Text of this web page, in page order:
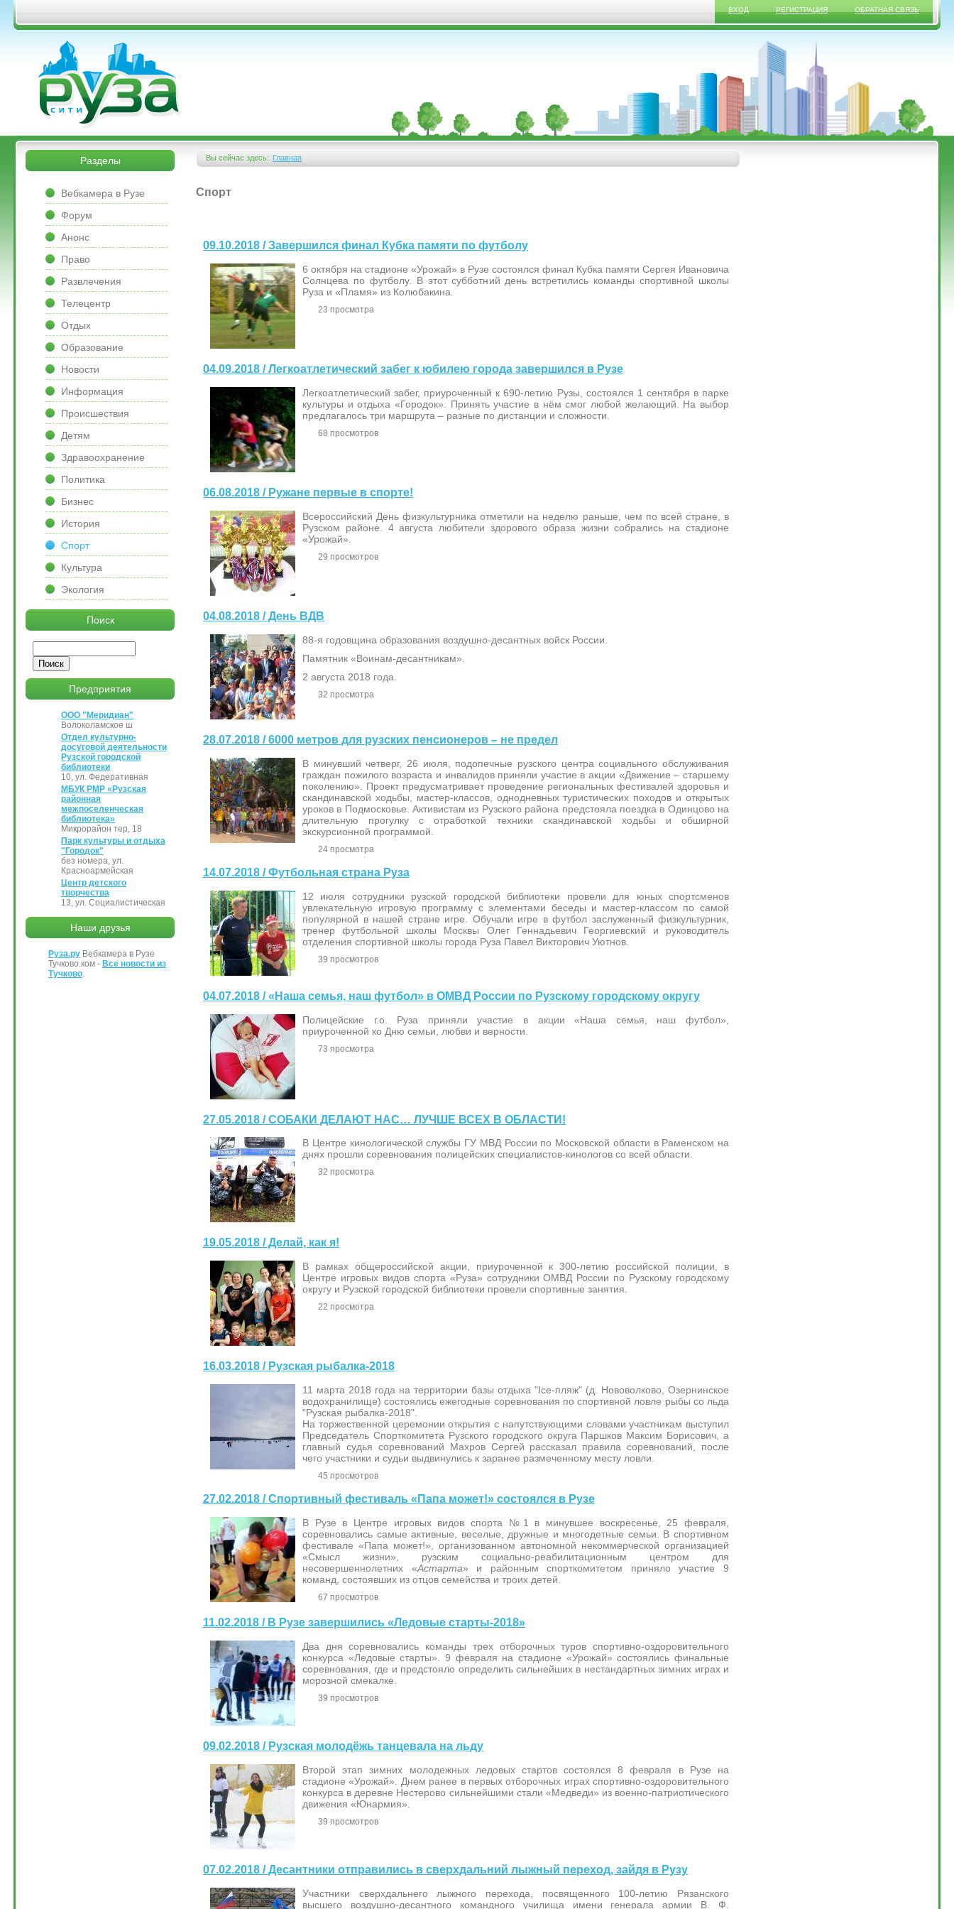
Перейти к основному содержанию ВХОД РЕГИСТРАЦИЯ ОБРАТНАЯ СВЯЗЬ
&bsps;
&bsps;
Вы сейчас здесь:
Вы здесь
Главная
Спорт
09.10.2018 / Завершился финал Кубка памяти по футболу
6 октября на стадионе «Урожай» в Рузе состоялся финал Кубка памяти Сергея Ивановича
Солнцева по футболу. В этот субботний день встретились команды спортивной школы
Руза и «Пламя» из Колюбакина.
23 просмотра
04.09.2018 / Легкоатлетический забег к юбилею города завершился в Рузе
Легкоатлетический забег, приуроченный к 690-летию Рузы, состоялся 1 сентября в парке
культуры и отдыха «Городок». Принять участие в нём смог любой желающий. На выбор
предлагалось три маршрута – разные по дистанции и сложности.
68 просмотров
06.08.2018 / Ружане первые в спорте!
Всероссийский День физкультурника отметили на неделю раньше, чем по всей стране, в
Рузском районе. 4 августа любители здорового образа жизни собрались на стадионе
«Урожай».
29 просмотров
04.08.2018 / День ВДВ
88-я годовщина образования воздушно-десантных войск России.
Памятник «Воинам-десантникам».
2 августа 2018 года.
32 просмотра
28.07.2018 / 6000 метров для рузских пенсионеров – не предел
В минувший четверг, 26 июля, подопечные рузского центра социального обслуживания
граждан пожилого возраста и инвалидов приняли участие в акции «Движение – старшему
поколению». Проект предусматривает проведение региональных фестивалей здоровья и
скандинавской ходьбы, мастер-классов, однодневных туристических походов и открытых
уроков в Подмосковье. Активистам из Рузского района предстояла поездка в Одинцово на
длительную прогулку с отработкой техники скандинавской ходьбы и обширной
экскурсионной программой.
24 просмотра
14.07.2018 / Футбольная страна Руза
12 июля сотрудники рузской городской библиотеки провели для юных спортсменов
увлекательную игровую программу с элементами беседы и мастер-классом по самой
популярной в нашей стране игре. Обучали игре в футбол заслуженный физкультурник,
тренер футбольной школы Москвы Олег Геннадьевич Георгиевский и руководитель
отделения спортивной школы города Руза Павел Викторович Уютнов.
39 просмотров
04.07.2018 / «Наша семья, наш футбол» в ОМВД России по Рузскому городскому округу
Полицейские г.о. Руза приняли участие в акции «Наша семья, наш футбол»,
приуроченной ко Дню семьи, любви и верности.
73 просмотра
27.05.2018 / СОБАКИ ДЕЛАЮТ НАС… ЛУЧШЕ ВСЕХ В ОБЛАСТИ!
В Центре кинологической службы ГУ МВД России по Московской области в Раменском на
днях прошли соревнования полицейских специалистов-кинологов со всей области.
32 просмотра
19.05.2018 / Делай, как я!
В рамках общероссийской акции, приуроченной к 300-летию российской полиции, в
Центре игровых видов спорта «Руза» сотрудники ОМВД России по Рузскому городскому
округу и Рузской городской библиотеки провели спортивные занятия.
22 просмотра
16.03.2018 / Рузская рыбалка-2018
11 марта 2018 года на территории базы отдыха "Ice-пляж" (д. Нововолково, Озернинское
водохранилище) состоялись ежегодные соревнования по спортивной ловле рыбы со льда
"Рузская рыбалка-2018".
На торжественной церемонии открытия с напутствующими словами участникам выступил
Председатель Спорткомитета Рузского городского округа Паршков Максим Борисович, а
главный судья соревнований Махров Сергей рассказал правила соревнований, после
чего участники и судьи выдвинулись к заранее размеченному месту ловли.
45 просмотров
27.02.2018 / Спортивный фестиваль «Папа может!» состоялся в Рузе
В Рузе в Центре игровых видов спорта №1 в минувшее воскресенье, 25 февраля,
соревновались самые активные, веселые, дружные и многодетные семьи. В спортивном
фестивале «Папа может!», организованном автономной некоммерческой организацией
«Смысл жизни», рузским социально-реабилитационным центром для
несовершеннолетних «Астарта» и районным спорткомитетом приняло участие 9
команд, состоявших из отцов семейства и троих детей.
67 просмотров
11.02.2018 / В Рузе завершились «Ледовые старты-2018»
Два дня соревновались команды трех отборочных туров спортивно-оздоровительного
конкурса «Ледовые старты». 9 февраля на стадионе «Урожай» состоялись финальные
соревнования, где и предстояло определить сильнейших в нестандартных зимних играх и
морозной смекалке.
39 просмотров
09.02.2018 / Рузская молодёжь танцевала на льду
Второй этап зимних молодежных ледовых стартов состоялся 8 февраля в Рузе на
стадионе «Урожай». Днем ранее в первых отборочных играх спортивно-оздоровительного
конкурса в деревне Нестерово сильнейшими стали «Медведи» из военно-патриотического
движения «Юнармия».
39 просмотров
07.02.2018 / Десантники отправились в сверхдальний лыжный переход, зайдя в Рузу
Участники сверхдальнего лыжного перехода, посвященного 100-летию Рязанского
высшего воздушно-десантного командного училища имени генерала армии В. Ф.
Разделы
Вебкамера в Рузе
Форум
Анонс
Право
Развлечения
Телецентр
Отдых
Образование
Новости
Информация
Происшествия
Детям
Здравоохранение
Политика
Бизнес
История
Спорт
Культура
Экология
Поиск
Предприятия
ООО "Меридиан"
Волоколамское ш
Отдел культурно-
досуговой деятельности
Рузской городской
библиотеки
10, ул. Федеративная
МБУК РМР «Рузская
районная
межпоселенческая
библиотека»
Микрорайон тер, 18
Парк культуры и отдыха
"Городок"
без номера, ул.
Красноармейская
Центр детского
творчества
13, ул. Социалистическая
Наши друзья
Руза.ру Вебкамера в Рузе
Тучково.ком - Все новости из
Тучково.